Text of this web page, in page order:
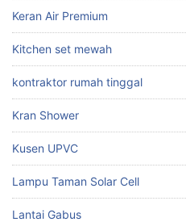
Keran Air Premium
Kitchen set mewah
kontraktor rumah tinggal
Kran Shower
Kusen UPVC
Lampu Taman Solar Cell
Lantai Gabus